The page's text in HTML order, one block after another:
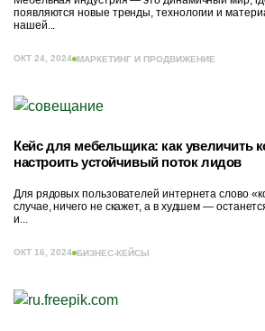
появляются новые тренды, технологии и
нашей...
ОКТ 24, 2024 МАРКЕТИНГ И ПРОДВИЖЕНИЕ
Кейс для мебельщика: как увеличить
настроить устойчивый поток лидов
Для рядовых пользователей интернета слово
случае, ничего не скажет, а в худшем —
и...
ОКТ 16, 2024 БИЗНЕС-КЕЙСЫ